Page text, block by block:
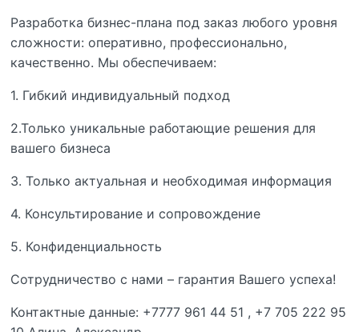
Разработка бизнес-плана под заказ любого уровня
сложности: оперативно, профессионально,
качественно. Мы обеспечиваем:
1. Гибкий индивидуальный подход
2.Только уникальные работающие решения для
вашего бизнеса
3. Только актуальная и необходимая информация
4. Консультирование и сопровождение
5. Конфиденциальность
Сотрудничество с нами – гарантия Вашего успеха!
Контактные данные: +7777 961 44 51 , +7 705 222 95